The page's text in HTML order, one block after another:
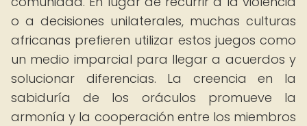
o a decisiones unilaterales, muchas culturas
africanas prefieren utilizar estos juegos como
un medio imparcial para llegar a acuerdos y
solucionar diferencias. La creencia en la
sabiduría de los oráculos promueve la
armonía y la cooperación entre los miembros